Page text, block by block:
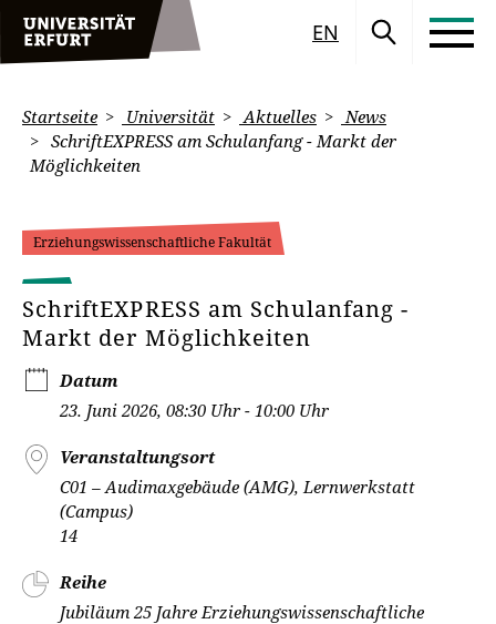
EN
Startseite Universität Aktuelles
News
SchriftEXPRESS am Schulanfang - Markt der
Möglichkeiten
Erziehungswissenschaftliche Fakultät
SchriftEXPRESS am Schulanfang -
Markt der Möglichkeiten
Datum
23. Juni 2026, 08:30 Uhr - 10:00 Uhr
Veranstaltungsort
C01 – Audimaxgebäude (AMG), Lernwerkstatt
(Campus)
14
Reihe
Jubiläum 25 Jahre Erziehungswissenschaftliche